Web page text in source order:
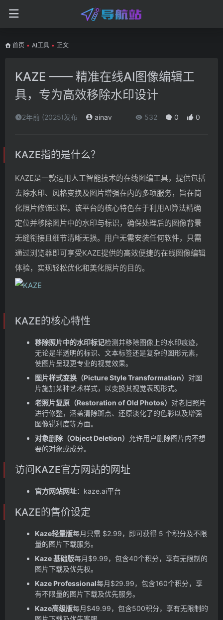
首页 • AI工具 • 正文
KAZE —— 精准在线AI图像编辑工
具，专为高效移除水印设计
2年前 (2025)发布 ainav 532 0 0
KAZE指的是什么？
KAZE是一款运用人工智能技术的在线图编工具，提供包括
去除水印、风格变换及图片增强在内的多项服务，旨在简
化照片修饰过程。该平台的核心特色在于利用AI算法精确
定位并移除图片中的水印与标识，确保处理后的图像背景
无缝衔接且细节清晰无损。用户无需安装任何软件，只需
通过浏览器即可享受KAZE提供的高效便捷的在线图像编辑
体验，实现轻松优化和美化照片的目的。
KAZE的核心特性
移除照片中的水印标记检测并移除图像上的水印痕迹，
无论是半透明的标识、文本标签还是复杂的图形元素，
使图片呈现更专业的视觉效果。
图片样式变换（Picture Style Transformation） 对图
片施加某种艺术样式，以变换其视觉表现形式。
老照片复原（Restoration of Old Photos） 对老旧照片
进行修整，涵盖清除斑点、还原淡化了的色彩以及增强
图像锐利度等方面。
对象删除（Object Deletion） 允许用户删除图片内不想
要的对象或成分。
访问KAZE官方网站的网址
官方网站网址：kaze.ai平台
KAZE的售价设定
Kaze轻量版每月只需 $2.99，即可获得 5 个积分及不限
量的图片下载服务。
Kaze 基础版每月$9.99，包含40个积分，享有无限制的
图片下载及优先权。
Kaze Professional每月$29.99，包含160个积分，享
有不限量的图片下载及优先服务。
Kaze高级版每月$49.99，包含500积分，享有无限制的